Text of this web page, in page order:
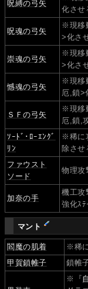
呪縛の弓矢
化させ
呪魂の弓矢
※現移
>化さ
崇魂の弓矢
※現移
>化さ
憾魂の弓矢
※現移
厄,鎖>
ＳＦの弓矢
※現移
厄,鎖,
ｿｰﾄﾞ･ﾛｰｴﾝｸﾞ
ﾘﾝ
※稀に
除させ
ファウスト
ソード
物理攻
加奈の手
機工攻
強化ｽﾃ
マント
閻魔の肌着 ※稀
甲賀鎖帷子
鎖帷
※『